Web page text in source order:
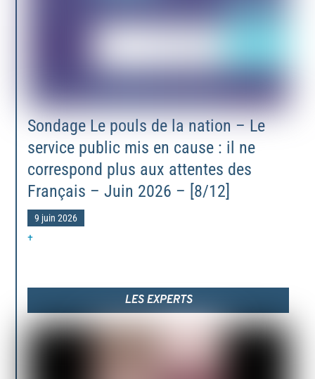
Sondage Le pouls de la nation – Le
service public mis en cause : il ne
correspond plus aux attentes des
Français – Juin 2026 – [8/12]
9 juin 2026
+
LES EXPERTS